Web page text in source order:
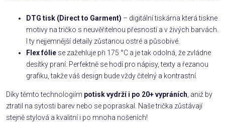
DTG tisk (Direct to Garment) – digitální tiskárna která tiskne
motivy na tričko s neuvěřitelnou přesností a v živých barvách.
I ty nejjemnější detaily zůstanou ostré a působivé.
Flex fólie se zažehluje při 175 °C a je tak odolná, že zvládne
desítky praní. Perfektně se hodí pro nápisy, texty a řezanou
grafiku, takže váš design bude vždy čitelný a kontrastní.
Díky těmto technologiím potisk vydrží i po 20+ vypráních , aniž by
ztratil na sytosti barev nebo se popraskal. Naše trička zůstávají
stejně stylová a kvalitní i po mnoha nošeních!